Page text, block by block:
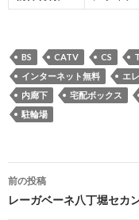
BS CATV CS
インターネット無料
エ
内廊下
宅配ボックス
駐輪場
投
稿
前の投稿
レーガベーネ八丁堀セカ